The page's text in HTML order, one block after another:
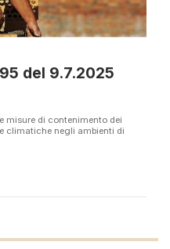
del 9.7.2025
misure di contenimento dei
climatiche negli ambienti di